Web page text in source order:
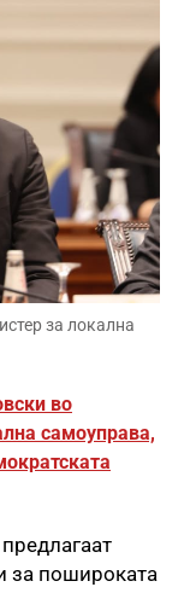
за локална
во
самоуправа,
за пошироката